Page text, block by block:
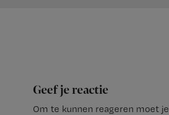
Geef je reactie
Om te kunnen reageren moet